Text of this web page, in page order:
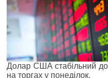
Долар США стабільний до
на торгах у понеділок.